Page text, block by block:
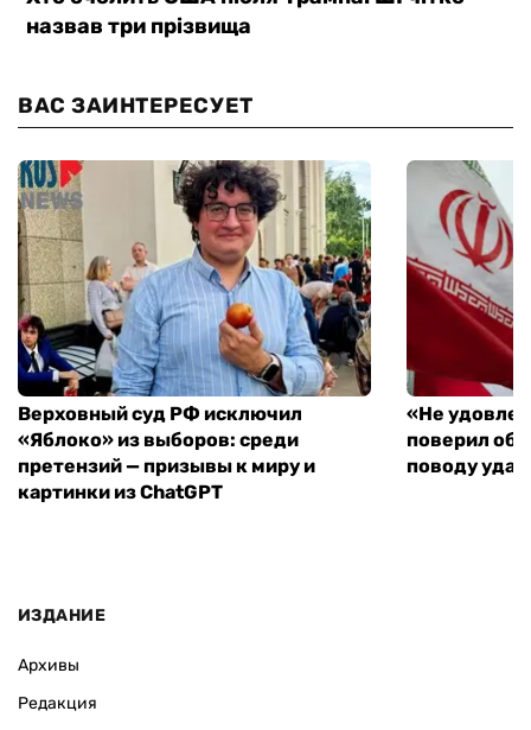
ВАС ЗАИНТЕРЕСУЕТ
Верховный суд РФ исключил
«Яблоко» из выборов: среди
претензий — призывы к миру и
картинки из ChatGPT
«Не
поверил
поводу
ИЗДАНИЕ
Архивы
Редакция